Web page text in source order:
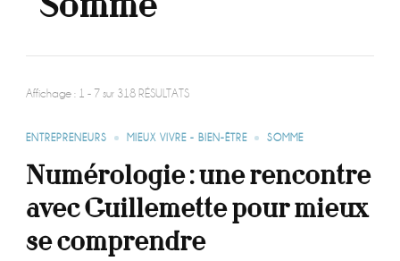
Affichage : 1 - 7 sur 318 RÉSULTATS
ENTREPRENEURS MIEUX VIVRE - BIEN-ÊTRE SOMME
Numérologie : une rencontre
avec Guillemette pour mieux
se comprendre